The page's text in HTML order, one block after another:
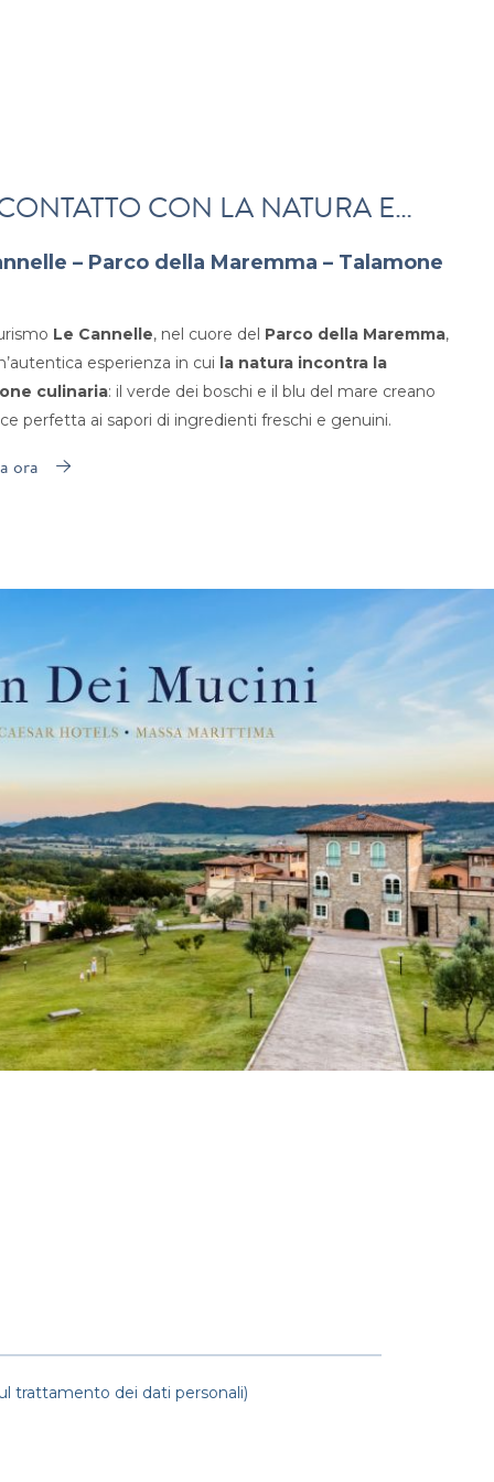
CON LA NATURA E…
– Parco della Maremma – Talamone
Le Cannelle, nel cuore del Parco della Maremma,
esperienza in cui la natura incontra la
culinaria: il verde dei boschi e il blu del mare creano
perfetta ai sapori di ingredienti freschi e genuini.
ora